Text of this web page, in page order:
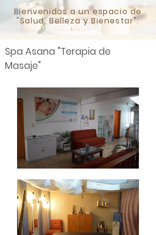
Bienvenidos a un espacio de
"Salud, Belleza y Bienestar".
Spa Asana "Terapia de
Masaje"